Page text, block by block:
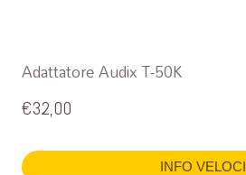
Adattatore Audix T-50K
€32,00
INFO VELOCI